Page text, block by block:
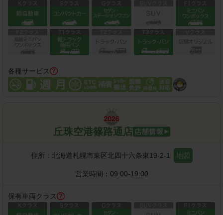
各種サービス
丘珠空港篠路通店
住所： 北海道札幌市東区北四十六条東19-2-1 地図
営業時間： 09:00-19:00
保有車両クラス